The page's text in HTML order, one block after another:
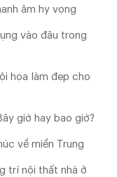
âm hy vọng
vào đâu trong
họa làm đẹp cho
giờ hay bao giờ?
về miền Trung
trí nội thất nhà ở